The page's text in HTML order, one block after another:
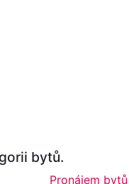
bytů.
Pronájem